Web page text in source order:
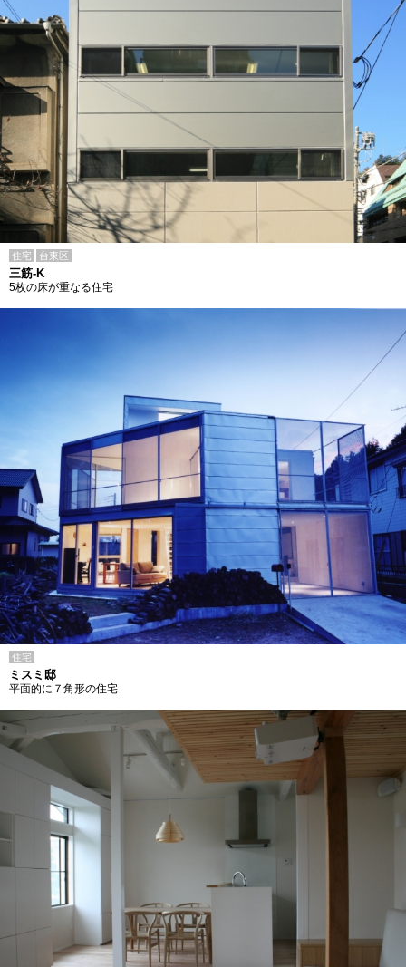
住宅 台東区
三筋-K
5枚の床が重なる住宅
住宅
ミスミ邸
平面的に７角形の住宅